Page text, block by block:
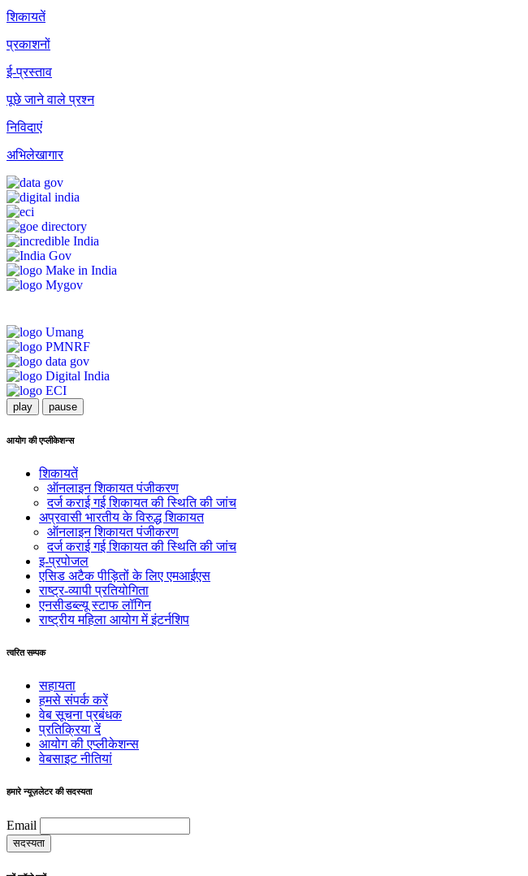
शिकायतें
प्रकाशनों
ई-प्रस्ताव
पूछे जाने वाले प्रश्न
निविदाएं
अभिलेखागार
play pause
आयोग की एप्लीकेशन्स
शिकायतें
ऑनलाइन शिकायत पंजीकरण
दर्ज कराई गई शिकायत की स्थिति की जांच
अप्रवासी भारतीय के विरुद्ध शिकायत
ऑनलाइन शिकायत पंजीकरण
दर्ज कराई गई शिकायत की स्थिति की जांच
इ-प्रपोजल
एसिड अटैक पीड़ितों के लिए एमआईएस
राष्ट्र-व्यापी प्रतियोगिता
एनसीडब्ल्यू स्टाफ लॉगिन
राष्ट्रीय महिला आयोग में इंटर्नशिप
त्वरित सम्पक
सहायता
हमसे संपर्क करें
वेब सूचना प्रबंधक
प्रतिक्रिया दें
आयोग की एप्लीकेशन्स
वेबसाइट नीतियां
हमारे न्यूज़लेटर की सदस्यता
Email